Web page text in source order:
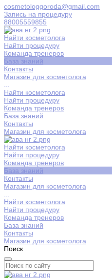
cosmetologgoroda@gmail.com
Запись на процедуру
88005559855
Найти косметолога
Найти процедуру
Команда тренеров
База знаний
Контакты
Магазин для косметолога
Найти косметолога
Найти процедуру
Команда тренеров
База знаний
Контакты
Магазин для косметолога
Найти косметолога
Найти процедуру
Команда тренеров
База знаний
Контакты
Магазин для косметолога
Найти косметолога
Найти процедуру
Команда тренеров
База знаний
Контакты
Магазин для косметолога
Поиск